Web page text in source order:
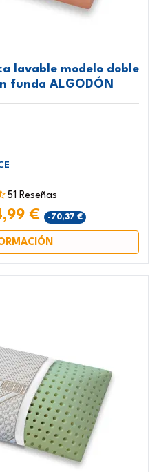
lavable modelo doble
funda ALGODÓN
51 Reseñas
€ -70,37 €